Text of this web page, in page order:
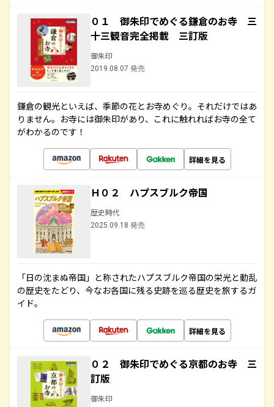
０１ 御朱印でめぐる鎌倉のお寺 三
十三観音完全掲載 三訂版
御朱印
2019.08.07 発売
鎌倉の観光といえば、季節の花とお寺めぐり。それだけではあ
りません。お寺には御朱印があり、これに触れればお寺の全て
がわかるのです！
詳細を見る
Ｈ０２ ハプスブルク帝国
歴史時代
2025.09.18 発売
「日の沈まぬ帝国」と称されたハプスブルク帝国の栄光と動乱
の歴史をたどり、今なお各国に残る史跡を巡る歴史を旅するガ
イド。
詳細を見る
０２ 御朱印でめぐる京都のお寺 三
訂版
御朱印